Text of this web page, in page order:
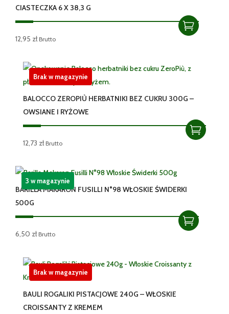
CIASTECZKA 6 X 38,3 G
12,95 zł Brutto
BALOCCO ZEROPIÙ HERBATNIKI BEZ CUKRU 300G –
OWSIANE I RYŻOWE
12,73 zł Brutto
Brak w magazynie
BARILLA MAKARON FUSILLI N°98 WŁOSKIE ŚWIDERKI
500G
6,50 zł Brutto
3 w magazynie
BAULI ROGALIKI PISTACJOWE 240G – WŁOSKIE
CROISSANTY Z KREMEM
Brak w magazynie